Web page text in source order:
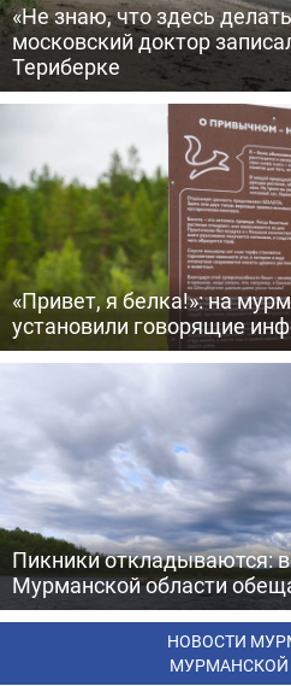
«Не знаю, что здесь
московский доктор
Териберке
«Привет, я белка!»: на
установили говорящие
Пикники откладываются:
Мурманской области
НОВОСТИ
МУРМАНСКОЙ